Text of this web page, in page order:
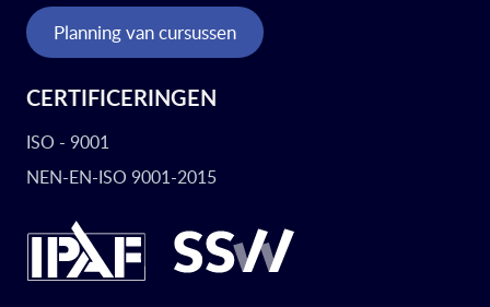
Planning van cursussen
CERTIFICERINGEN
ISO - 9001
NEN-EN-ISO 9001-2015